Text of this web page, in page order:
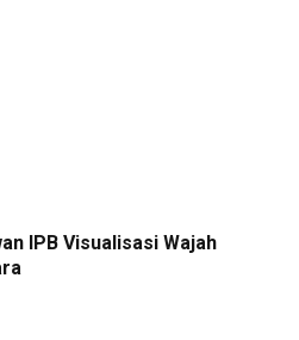
IPB Visualisasi Wajah